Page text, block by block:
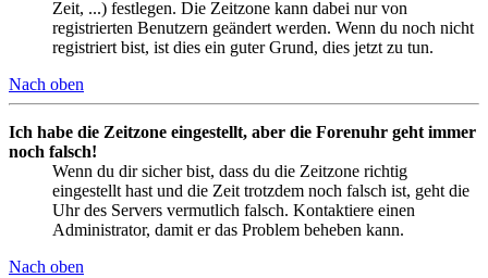
Zeit, ...) festlegen. Die Zeitzone kann dabei nur von
registrierten Benutzern geändert werden. Wenn du noch nicht
registriert bist, ist dies ein guter Grund, dies jetzt zu tun.
Nach oben
Ich habe die Zeitzone eingestellt, aber die Forenuhr geht immer
noch falsch!
Wenn du dir sicher bist, dass du die Zeitzone richtig
eingestellt hast und die Zeit trotzdem noch falsch ist, geht die
Uhr des Servers vermutlich falsch. Kontaktiere einen
Administrator, damit er das Problem beheben kann.
Nach oben